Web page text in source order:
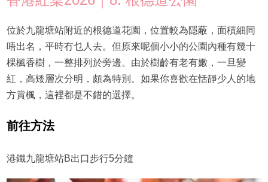
位於九龍塘站附近的根德道花園，位置較為隱蔽，面積細同
唔出名，平時冇乜人去。但原來呢個小小的公園內種有幾十
棵楓香樹，一整排列於旁邊。由於樹齡有老有嫩，一旦變
紅，高矮層次分明，頗為特別。如果你喜歡在恬靜少人的地
方賞楓，這裡都是不錯的選擇。
前往方法
港鐵九龍塘站B出口步行5分鐘